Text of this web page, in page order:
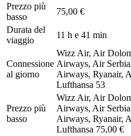
Prezzo più
basso
75,00 €
Durata del
viaggio
11 h e 41 min
Connessione
al giorno
Wizz Air, Air
Airways, Air
Airways, Ryanair,
Lufthansa 53
Prezzo più
basso
Wizz Air, Air
Airways, Air
Airways, Ryanair,
Lufthansa 75,00 €